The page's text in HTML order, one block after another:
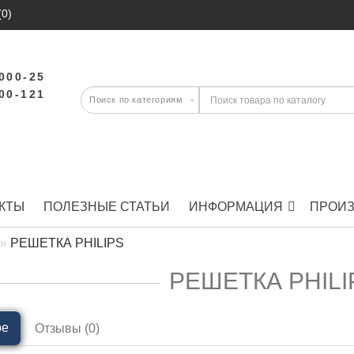
25
121
ПОЛЕЗНЫЕ СТАТЬИ ИНФОРМАЦИЯ
РЕШЕТКА PHILIPS
РЕШЕТКА
Отзывы (0)